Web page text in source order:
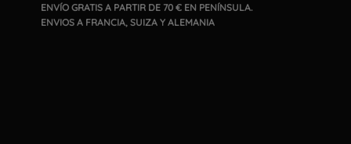
ENVÍO GRATIS A PARTIR DE 70 € EN PENÍNSULA.
ENVIOS A FRANCIA, SUIZA Y ALEMANIA